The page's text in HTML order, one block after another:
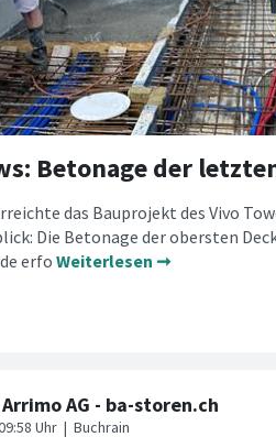
das Bauprojekt des Vivo
Die Betonage der obersten
erfo Weiterlesen ➞